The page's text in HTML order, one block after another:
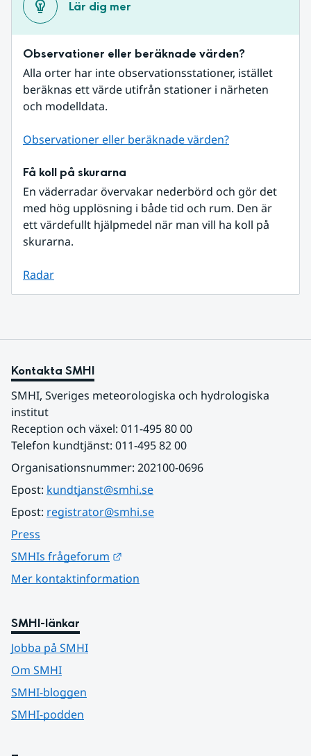
Lär dig mer
Observationer eller beräknade värden?
Alla orter har inte observationsstationer, istället
beräknas ett värde utifrån stationer i närheten
och modelldata.
Observationer eller beräknade värden?
Få koll på skurarna
En väderradar övervakar nederbörd och gör det
med hög upplösning i både tid och rum. Den är
ett värdefullt hjälpmedel när man vill ha koll på
skurarna.
Radar
Kontakta SMHI
SMHI, Sveriges meteorologiska och hydrologiska
institut
Reception och växel: 011-495 80 00
Telefon kundtjänst: 011-495 82 00
Organisationsnummer: 202100-0696
Epost: kundtjanst@smhi.se
Epost: registrator@smhi.se
Press
SMHIs frågeforum
Mer kontaktinformation
SMHI-länkar
Jobba på SMHI
Om SMHI
SMHI-bloggen
SMHI-podden